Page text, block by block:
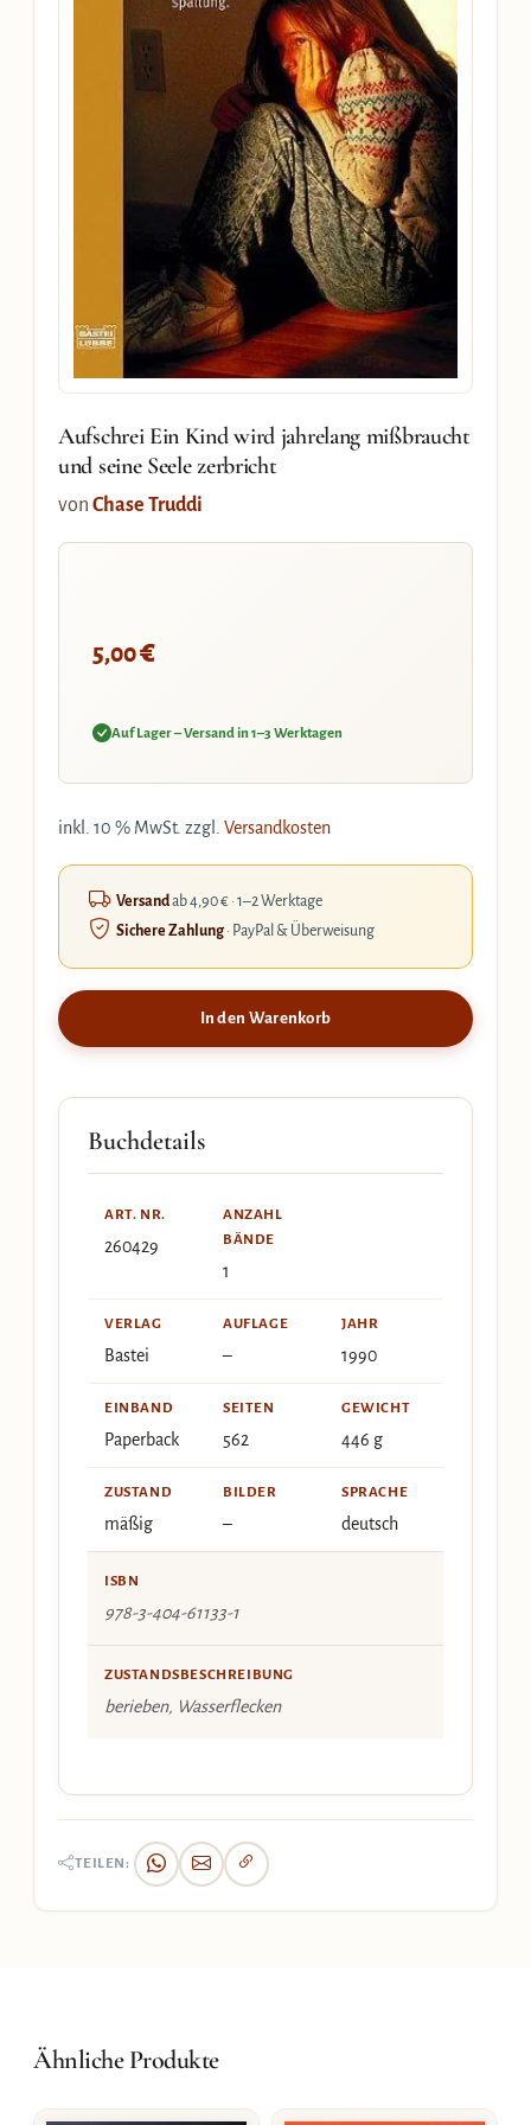
Aufschrei Ein Kind wird jahrelang mißbraucht
und seine Seele zerbricht
von Chase Truddi
5,00€
Auf Lager – Versand in 1–3 Werktagen
inkl. 10 % MwSt. zzgl. Versandkosten
Versandab 4,90 € · 1–2 Werktage
Sichere Zahlung· PayPal & Überweisung
In den Warenkorb
Buchdetails
ART. NR.
260429
ANZAHL
BÄNDE
1
VERLAG
Bastei
AUFLAGE
–
JAHR
1990
EINBAND
Paperback
SEITEN
562
GEWICHT
446 g
ZUSTAND
mäßig
BILDER
–
SPRACHE
deutsch
ISBN
978-3-404-61133-1
ZUSTANDSBESCHREIBUNG
berieben, Wasserflecken
TEILEN:
Ähnliche Produkte